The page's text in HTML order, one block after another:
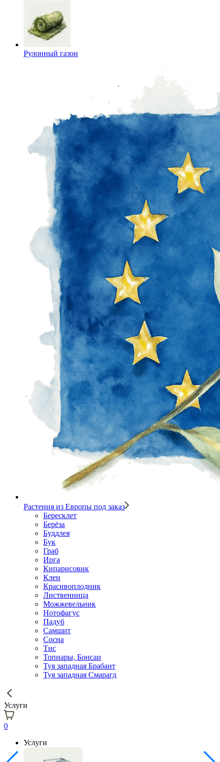
Рулонный газон
Растения из Европы под заказ
Бересклет
Берёза
Буддлея
Бук
Граб
Ирга
Кипарисовик
Клен
Красивоплодник
Лиственница
Можжевельник
Нотофагус
Падуб
Самшит
Сосна
Тис
Топиары, Бонсаи
Туя западная Брабант
Туя западная Смарагд
Услуги
0
Услуги